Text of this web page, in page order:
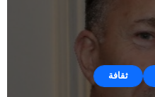
ثقافة